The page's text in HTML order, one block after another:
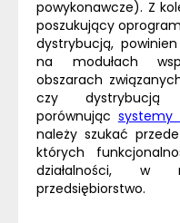
powykonawcze). Z
poszukujący
dystrybucją,
na modułach
obszarach
czy dystrybucją
porównując systemy
należy szukać
których
działalności, w
przedsiębiorstwo.